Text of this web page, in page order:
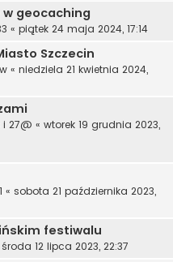
geocaching
« piątek 24 maja 2024, 17:14
Szczecin
« niedziela 21 kwietnia 2024,
27@ « wtorek 19 grudnia 2023,
« sobota 21 października 2023,
festiwalu
środa 12 lipca 2023, 22:37